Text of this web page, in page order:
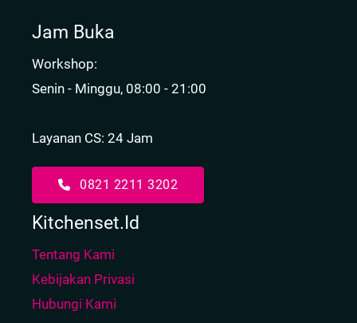
Jam Buka
Workshop:
Senin - Minggu, 08:00 - 21:00
Layanan CS: 24 Jam
0821 2211 3202
Kitchenset.id
Tentang Kami
Kebijakan Privasi
Hubungi Kami